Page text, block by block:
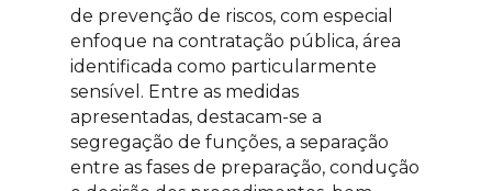
de prevenção de riscos, com especial
enfoque na contratação pública, área
identificada como particularmente
sensível. Entre as medidas
apresentadas, destacam-se a
segregação de funções, a separação
entre as fases de preparação, condução